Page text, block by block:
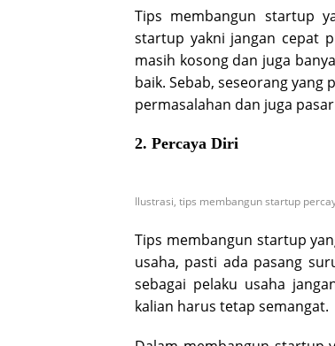
Tips membangun startup
startup yakni jangan cepat
masih kosong dan juga
baik. Sebab, seseorang
permasalahan dan juga
2. Percaya Diri
Ilustrasi, tips membangun startup
Tips membangun startup
usaha, pasti ada pasang
sebagai pelaku usaha
kalian harus tetap semangat.